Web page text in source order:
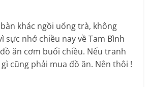
khác ngồi uống trà, không
sực nhớ chiều nay về Tam Bình
ăn cơm buổi chiều. Nếu tranh
cũng phải mua đồ ăn. Nên thôi !